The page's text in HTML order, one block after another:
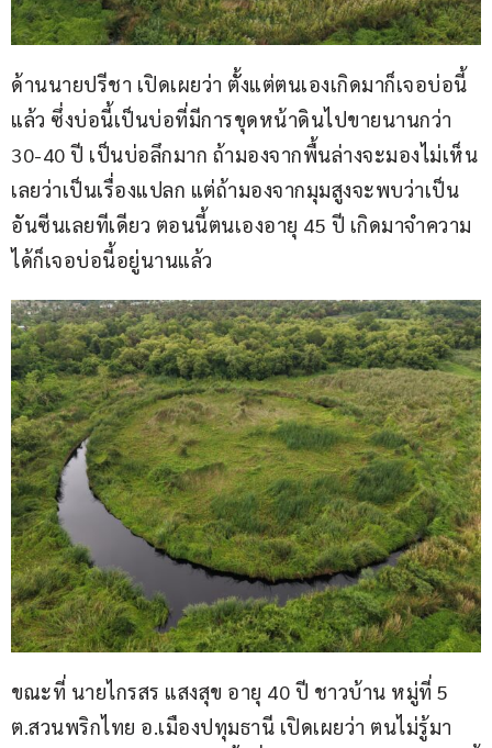
ด้านนายปรีชา เปิดเผยว่า ตั้งแต่ตนเองเกิดมาก็เจอบ่อนี้
แล้ว ซึ่งบ่อนี้เป็นบ่อที่มีการขุดหน้าดินไปขายนานกว่า
30-40 ปี เป็นบ่อลึกมาก ถ้ามองจากพื้นล่างจะมองไม่เห็น
เลยว่าเป็นเรื่องแปลก แต่ถ้ามองจากมุมสูงจะพบว่าเป็น
อันซีนเลยทีเดียว ตอนนี้ตนเองอายุ 45 ปี เกิดมาจำความ
ได้ก็เจอบ่อนี้อยู่นานแล้ว
ขณะที่ นายไกรสร แสงสุข อายุ 40 ปี ชาวบ้าน หมู่ที่ 5
ต.สวนพริกไทย อ.เมืองปทุมธานี เปิดเผยว่า ตนไม่รู้มา